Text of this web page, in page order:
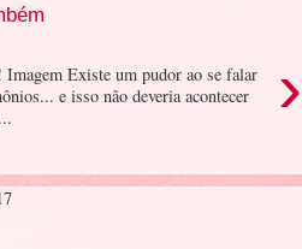
›
Imagem Existe um pudor ao se falar
e isso não deveria acontecer